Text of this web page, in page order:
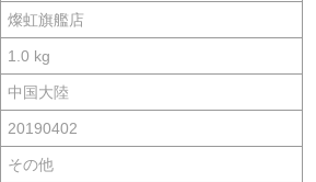
燦虹旗艦店
1.0 kg
中国大陸
20190402
その他